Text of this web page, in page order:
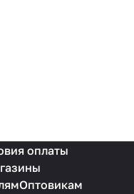
оплаты
Оптовикам